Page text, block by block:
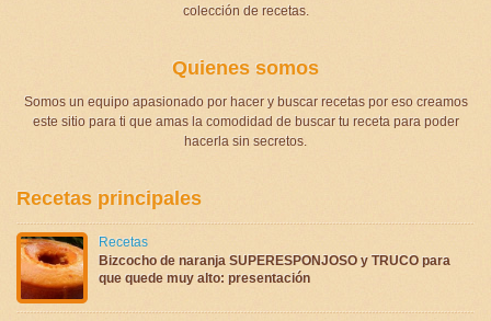
colección de recetas.
Quienes somos
Somos un equipo apasionado por hacer y buscar recetas por eso creamos
este sitio para ti que amas la comodidad de buscar tu receta para poder
hacerla sin secretos.
Recetas principales
Recetas
Bizcocho de naranja SUPERESPONJOSO y TRUCO para
que quede muy alto: presentación